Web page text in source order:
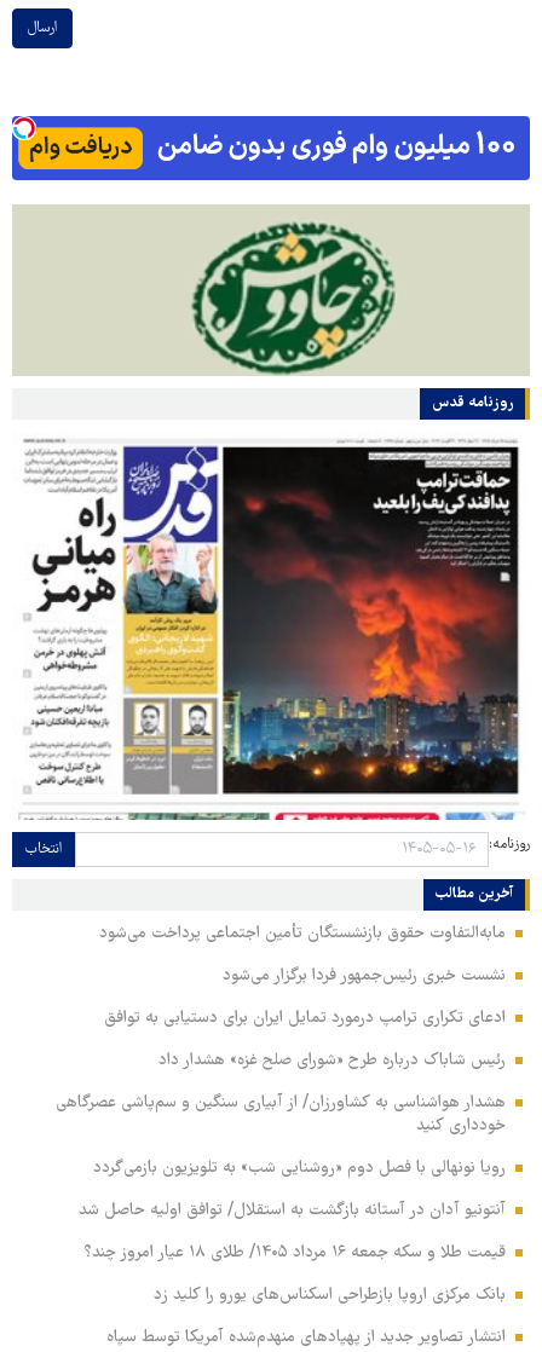
ارسال
روزنامه قدس
روزنامه: انتخاب
آخرین مطالب
مابه‌التفاوت حقوق بازنشستگان تأمین اجتماعی پرداخت می‌شود
نشست خبری رئیس‌جمهور فردا برگزار می‌شود
ادعای تکراری ترامپ درمورد تمایل ایران برای دستیابی به توافق
رئیس شاباک درباره طرح «شورای صلح غزه» هشدار داد
هشدار هواشناسی به کشاورزان/ از آبیاری سنگین و سم‌پاشی عصرگاهی
خودداری کنید
رویا نونهالی با فصل دوم «روشنایی شب» به تلویزیون بازمی‌گردد
آنتونیو آدان در آستانه بازگشت به استقلال/ توافق اولیه حاصل شد
قیمت طلا و سکه جمعه ۱۶ مرداد ۱۴۰۵/ طلای ۱۸ عیار امروز چند؟
بانک مرکزی اروپا بازطراحی اسکناس‌های یورو را کلید زد
انتشار تصاویر جدید از پهپادهای منهدم‌شده آمریکا توسط سپاه